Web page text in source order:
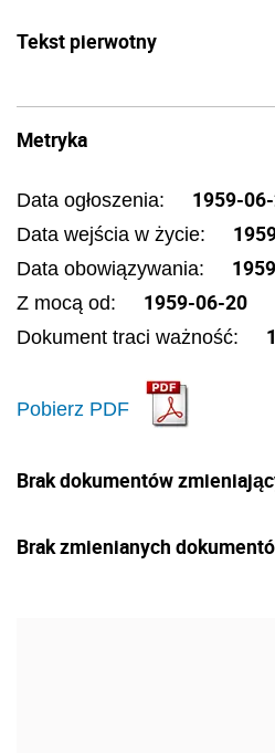
Tekst pierwotny
Metryka
Data ogłoszenia: 1959-
Data wejścia w życie:
Data obowiązywania:
Z mocą od: 1959-06-20
Dokument traci ważność:
Pobierz PDF
Brak dokumentów
Brak zmienianych